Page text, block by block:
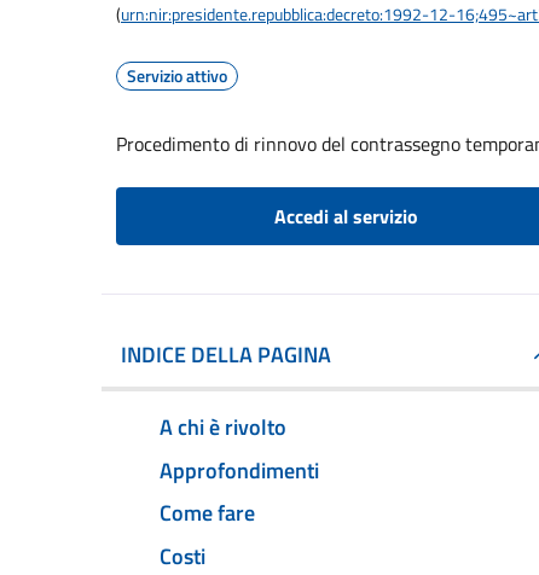
(urn:nir:presidente.repubblica:decreto:1992-12-
Servizio attivo
Procedimento di rinnovo del contrassegno
Accedi al servizio
INDICE DELLA PAGINA
A chi è rivolto
Approfondimenti
Come fare
Costi